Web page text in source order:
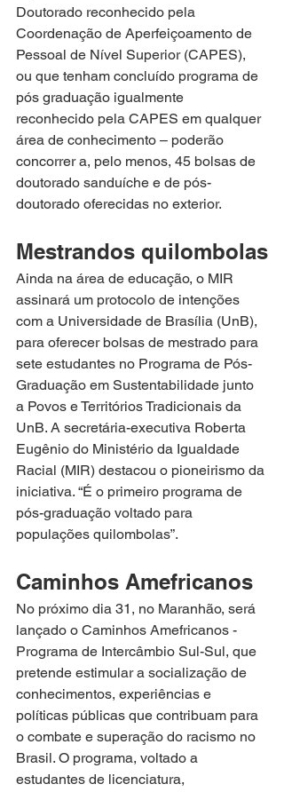
Doutorado reconhecido pela
Coordenação de Aperfeiçoamento de
Pessoal de Nível Superior (CAPES),
ou que tenham concluído programa de
pós graduação igualmente
reconhecido pela CAPES em qualquer
área de conhecimento – poderão
concorrer a, pelo menos, 45 bolsas de
doutorado sanduíche e de pós-
doutorado oferecidas no exterior.
Mestrandos quilombolas
Ainda na área de educação, o MIR
assinará um protocolo de intenções
com a Universidade de Brasília (UnB),
para oferecer bolsas de mestrado para
sete estudantes no Programa de Pós-
Graduação em Sustentabilidade junto
a Povos e Territórios Tradicionais da
UnB. A secretária-executiva Roberta
Eugênio do Ministério da Igualdade
Racial (MIR) destacou o pioneirismo da
iniciativa. “É o primeiro programa de
pós-graduação voltado para
populações quilombolas”.
Caminhos Amefricanos
No próximo dia 31, no Maranhão, será
lançado o Caminhos Amefricanos -
Programa de Intercâmbio Sul-Sul, que
pretende estimular a socialização de
conhecimentos, experiências e
políticas públicas que contribuam para
o combate e superação do racismo no
Brasil. O programa, voltado a
estudantes de licenciatura,